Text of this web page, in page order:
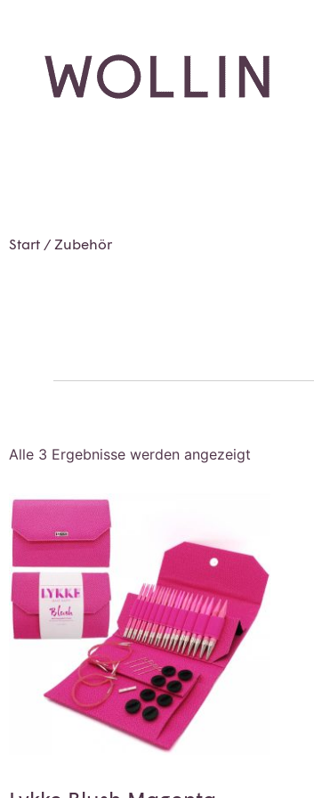
Start / Zubehör
Alle 3 Ergebnisse werden angezeigt